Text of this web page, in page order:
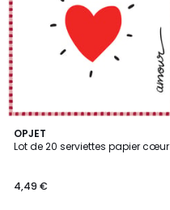
OPJET
Lot de 20 serviettes papier cœur
4,49 €